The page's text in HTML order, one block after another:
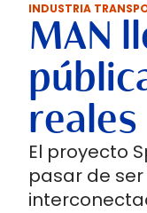
INDUSTRIA
MAN
reales
El proyecto
pasar de